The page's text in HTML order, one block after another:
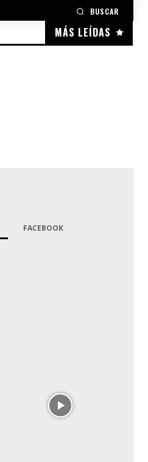
BUSCAR
MÁS LEÍDAS
FACEBOOK